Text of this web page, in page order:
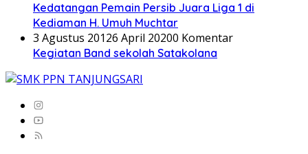
Kedatangan Pemain Persib Juara Liga 1 di
Kediaman H. Umuh Muchtar
3 Agustus 20126 April 20200 Komentar
Kegiatan Band sekolah Satakolana